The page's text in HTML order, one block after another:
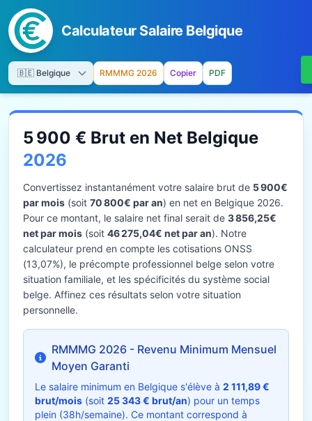
Calculateur Salaire Belgique
RMMMG 2026 Copier PDF
5 900 € Brut en Net Belgique
2026
Convertissez instantanément votre salaire brut de 5 900€
par mois (soit 70 800€ par an) en net en Belgique 2026.
Pour ce montant, le salaire net final serait de 3 856,25€
net par mois (soit 46 275,04€ net par an). Notre
calculateur prend en compte les cotisations ONSS
(13,07%), le précompte professionnel belge selon votre
situation familiale, et les spécificités du système social
belge. Affinez ces résultats selon votre situation
personnelle.
RMMMG 2026 - Revenu Minimum Mensuel
Moyen Garanti
Le salaire minimum en Belgique s'élève à 2 111,89 €
brut/mois (soit 25 343 € brut/an) pour un temps
plein (38h/semaine). Ce montant correspond à